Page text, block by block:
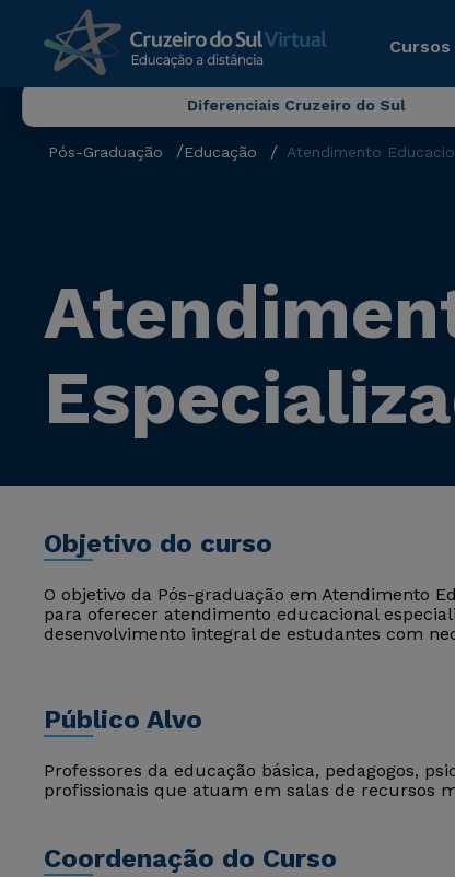
Cursos
Diferenciais Cruzeiro do Sul
Pós-Graduação Educação Atendimento
Objetivo do curso
O objetivo da Pós-graduação em Atendimento
para oferecer atendimento educacional
desenvolvimento integral de estudantes com
Público Alvo
Professores da educação básica, pedagogos,
profissionais que atuam em salas de recursos
Coordenação do Curso